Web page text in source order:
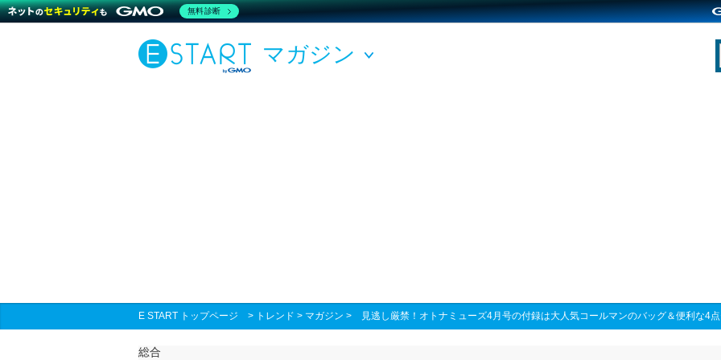
マガジン
E START トップページ > トレンド > マガジン > 見逃し厳禁！オトナミューズ4月号の付録は大人気コールマンのバッグ＆便利な4
総合
無料診断